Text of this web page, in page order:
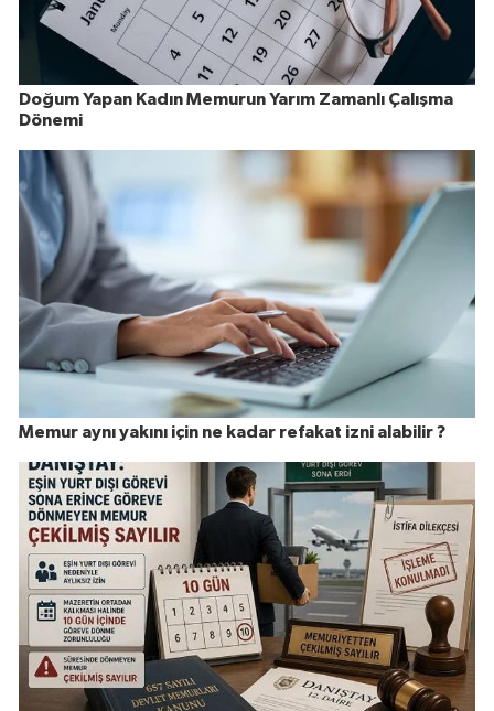
Doğum Yapan Kadın Memurun Yarım Zamanlı Çalışma
Dönemi
Memur aynı yakını için ne kadar refakat izni alabilir ?